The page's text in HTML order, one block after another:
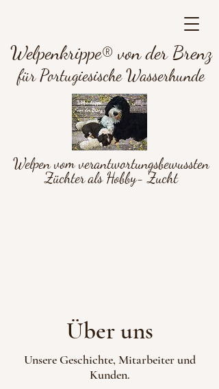
für Portugiesische Wasserhunde
Welpenkrippe® von der Brenz
Welpen vom verantwortungsbewussten
Züchter als Hobby- Zucht
Über uns
Unsere Geschichte, Mitarbeiter und
Kunden.